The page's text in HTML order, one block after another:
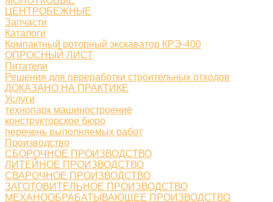
ЦЕНТРОБЕЖНЫЕ
Запчасти
Каталоги
Компактный роторный экскаватор КРЭ-400
ОПРОСНЫЙ ЛИСТ
Питатели
Решения для переработки строительных отходов
ДОКАЗАНО НА ПРАКТИКЕ
Услуги
технопарк машиностроение
конструкторское бюро
перечень выполняемых работ
Производство
СБОРОЧНОЕ ПРОИЗВОДСТВО
ЛИТЕЙНОЕ ПРОИЗВОДСТВО
СВАРОЧНОЕ ПРОИЗВОДСТВО
ЗАГОТОВИТЕЛЬНОЕ ПРОИЗВОДСТВО
МЕХАНООБРАБАТЫВАЮЩЕЕ ПРОИЗВОДСТВО